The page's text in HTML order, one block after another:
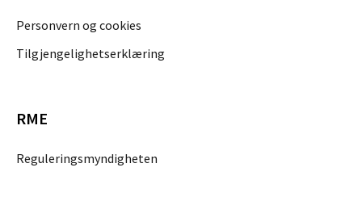
Personvern og cookies
Tilgjengelighetserklæring
RME
Reguleringsmyndigheten